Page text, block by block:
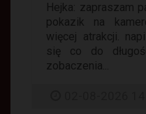
Hejka: zapraszam
pokazik na
więcej atrakcji.
się co do
zobaczenia...